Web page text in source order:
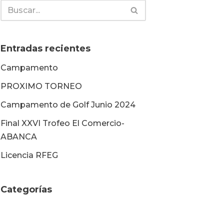
Entradas recientes
Campamento
PROXIMO TORNEO
Campamento de Golf Junio 2024
Final XXVI Trofeo El Comercio-
ABANCA
Licencia RFEG
Categorías